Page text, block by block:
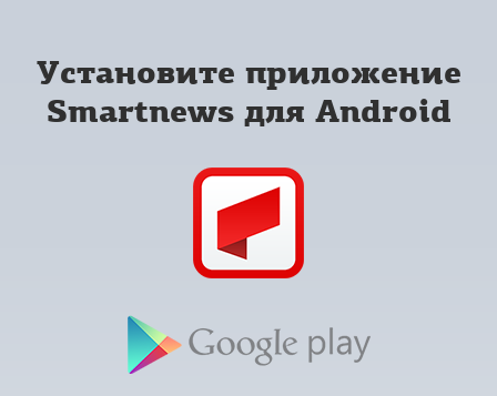
Установите приложение
Smartnews для Android